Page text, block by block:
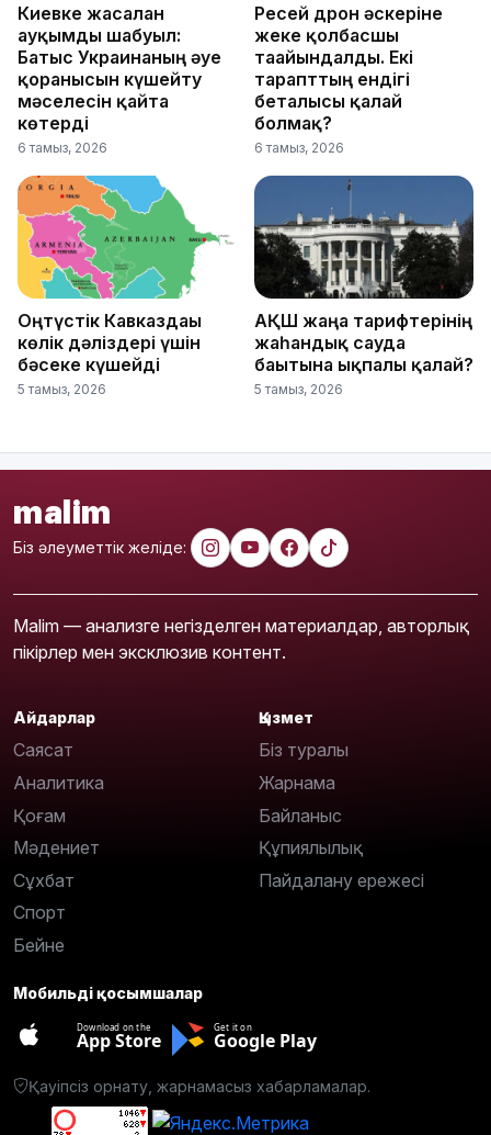
Киевке жасалған
ауқымды шабуыл:
Батыс Украинаның әуе
қорғанысын күшейту
мәселесін қайта
көтерді
6 тамыз, 2026
Ресей дрон әскеріне
жеке қолбасшы
тағайындалды. Екі
тарапттың ендігі
беталысы қалай
болмақ?
6 тамыз, 2026
Оңтүстік Кавказдағы
көлік дәліздері үшін
бәсеке күшейді
5 тамыз, 2026
АҚШ жаңа тарифтерінің
жаһандық сауда
бағытына ықпалы қалай?
5 тамыз, 2026
malim
Біз әлеуметтік желіде:
Malim — анализге негізделген материалдар, авторлық
пікірлер мен эксклюзив контент.
Айдарлар
Саясат
Аналитика
Қоғам
Мәдениет
Сұхбат
Спорт
Бейне
Қызмет
Біз туралы
Жарнама
Байланыс
Құпиялылық
Пайдалану ережесі
Мобильді қосымшалар
Download on the
App Store
Get it on
Google Play
Қауіпсіз орнату, жарнамасыз хабарламалар.